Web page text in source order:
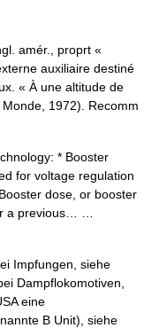
amér., proprt «
auxiliaire destiné
« À une altitude de
1972). Recomm
* Booster
for voltage regulation
dose, or booster
a previous… …
Impfungen, siehe
Dampflokomotiven,
eine
B Unit), siehe